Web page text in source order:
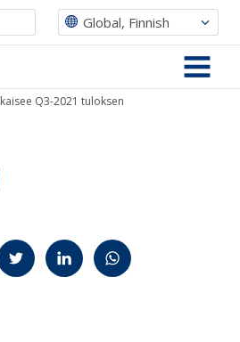
Global, Finnish
MENU
Q3-2021 tuloksen
Jaa TwitterissäJaa LinkedInissäJaa WhatsAppissa